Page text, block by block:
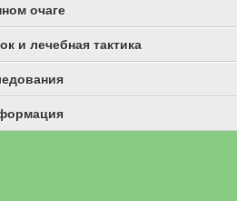
очаге
и лечебная тактика